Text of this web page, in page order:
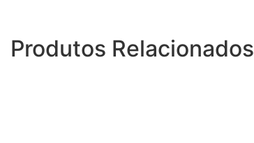
Produtos Relacionados